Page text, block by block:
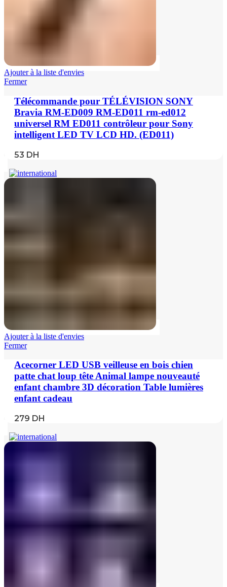
Ajouter à la liste d'envies
Fermer
Télécommande pour TÉLÉVISION SONY
Bravia RM-ED009 RM-ED011 rm-ed012
universel RM ED011 contrôleur pour Sony
intelligent LED TV LCD HD. (ED011)
53 DH
Ajouter à la liste d'envies
Fermer
Acecorner LED USB veilleuse en bois chien
patte chat loup tête Animal lampe nouveauté
enfant chambre 3D décoration Table lumières
enfant cadeau
279 DH